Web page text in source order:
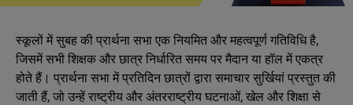
स्कूलों में सुबह की प्रार्थना सभा एक नियमित और महत्वपूर्ण गतिविधि है,
जिसमें सभी शिक्षक और छात्र निर्धारित समय पर मैदान या हॉल में एकत्र
होते हैं। प्रार्थना सभा में प्रतिदिन छात्रों द्वारा समाचार सुर्खियां प्रस्तुत की
जाती हैं, जो उन्हें राष्ट्रीय और अंतरराष्ट्रीय घटनाओं, खेल और शिक्षा से